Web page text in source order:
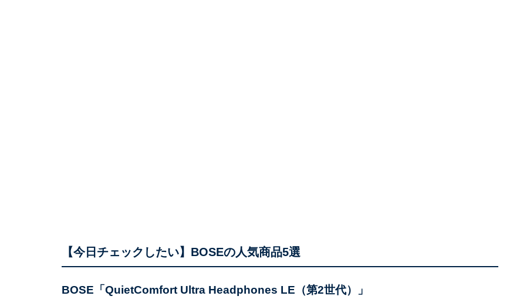
【今日チェックしたい】BOSEの人気商品5選
BOSE「QuietComfort Ultra Headphones LE（第2世代）」